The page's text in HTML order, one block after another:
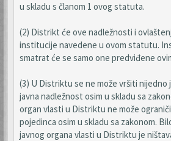
u skladu s članom 1 ovog statuta.
(2) Distrikt će ove nadležnosti i
institucije navedene u ovom statutu.
smatrat će se samo one predviđene
(3) U Distriktu se ne može vršiti nijedno
javna nadležnost osim u skladu sa
organ vlasti u Distriktu ne može
pojedinca osim u skladu sa zakonom.
javnog organa vlasti u Distriktu je